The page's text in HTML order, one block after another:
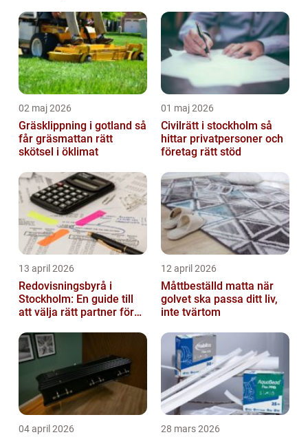
02 maj 2026
Gräsklippning i gotland så
får gräsmattan rätt
skötsel i öklimat
01 maj 2026
Civilrätt i stockholm så
hittar privatpersoner och
företag rätt stöd
13 april 2026
Redovisningsbyrå i
Stockholm: En guide till
att välja rätt partner för
12 april 2026
Måttbeställd matta när
golvet ska passa ditt liv,
inte tvärtom
04 april 2026 28 mars 2026